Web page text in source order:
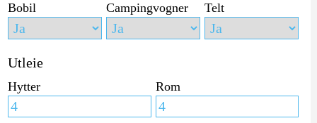
Bobil Campingvogner Telt
Utleie
Hytter Rom